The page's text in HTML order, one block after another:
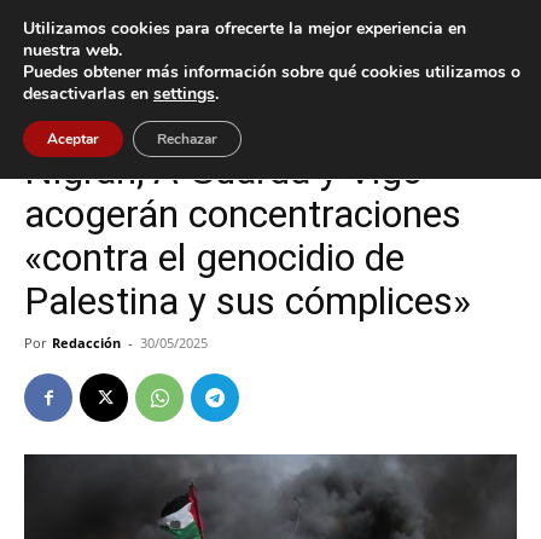
Inicio A Guarda
A Guarda Nigrán
Nigrán, A Guarda y Vigo
acogerán concentraciones
«contra el genocidio de
Palestina y sus cómplices»
Por Redacción - 30/05/2025
Utilizamos cookies para ofrecerte la mejor experiencia en
nuestra web.
Puedes obtener más información sobre qué cookies utilizamos o
desactivarlas en settings.
Aceptar Rechazar